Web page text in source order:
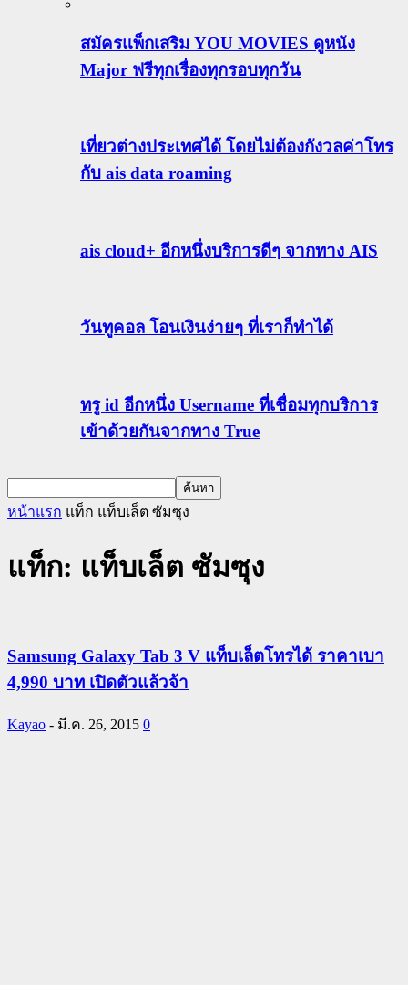
สมัครแพ็กเสริม YOU MOVIES ดูหนัง
Major ฟรีทุกเรื่องทุกรอบทุกวัน
เที่ยวต่างประเทศได้ โดยไม่ต้องกังวลค่าโทร
กับ ais data roaming
ais cloud+ อีกหนึ่งบริการดีๆ จากทาง AIS
วันทูคอล โอนเงินง่ายๆ ที่เราก็ทำได้
ทรู id อีกหนึ่ง Username ที่เชื่อมทุกบริการ
เข้าด้วยกันจากทาง True
หน้าแรก แท็ก แท็บเล็ต ซัมซุง
แท็ก: แท็บเล็ต ซัมซุง
Samsung Galaxy Tab 3 V แท็บเล็ตโทรได้ ราคาเบา
4,990 บาท เปิดตัวแล้วจ้า
Kayao - มี.ค. 26, 2015 0